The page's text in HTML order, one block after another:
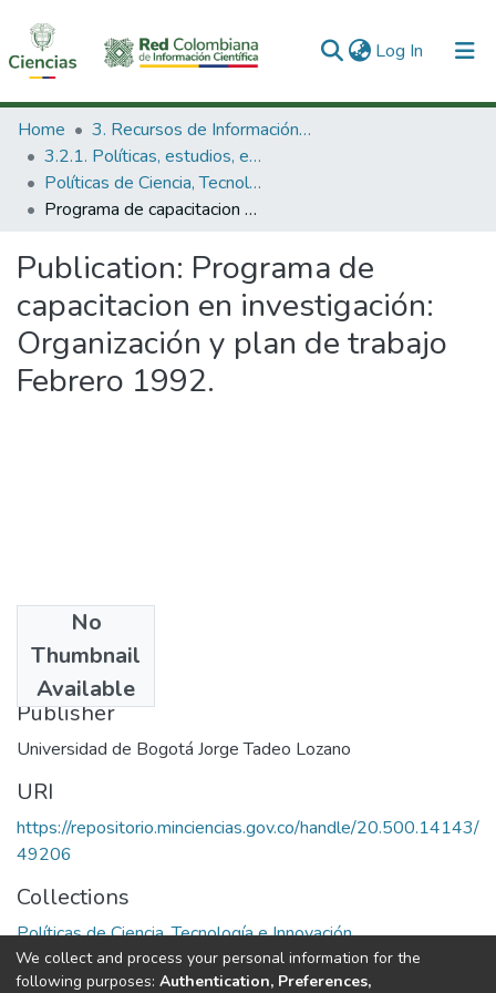
Log In (current)
Communities & Collections
All of DSpace
Statistics
Home
3. Recursos de Información Científica y Tecnológica
3.2.1. Políticas, estudios, evaluaciones e indicadores de CTeI
Políticas de Ciencia, Tecnología e Innovación
Programa de capacitacion en investigación: Organización y plan de trabajo Febrero 1992.
Publication: Programa de
capacitacion en investigación:
Organización y plan de trabajo
Febrero 1992.
No
Thumbnail
Available
1992
Publisher
Universidad de Bogotá Jorge Tadeo Lozano
URI
https://repositorio.minciencias.gov.co/handle/20.500.14143/
49206
Collections
Políticas de Ciencia, Tecnología e Innovación
Full item page
We collect and process your personal information for the
following purposes: Authentication, Preferences,